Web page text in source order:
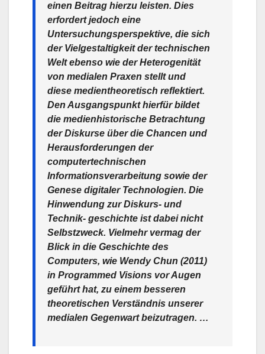
einen Beitrag hierzu leisten. Dies
erfordert jedoch eine
Untersuchungsperspektive, die sich
der Vielgestaltigkeit der technischen
Welt ebenso wie der Heterogenität
von medialen Praxen stellt und
diese medientheoretisch reflektiert.
Den Ausgangspunkt hierfür bildet
die medienhistorische Betrachtung
der Diskurse über die Chancen und
Herausforderungen der
computertechnischen
Informationsverarbeitung sowie der
Genese digitaler Technologien. Die
Hinwendung zur Diskurs- und
Technik- geschichte ist dabei nicht
Selbstzweck. Vielmehr vermag der
Blick in die Geschichte des
Computers, wie Wendy Chun (2011)
in Programmed Visions vor Augen
geführt hat, zu einem besseren
theoretischen Verständnis unserer
medialen Gegenwart beizutragen. …